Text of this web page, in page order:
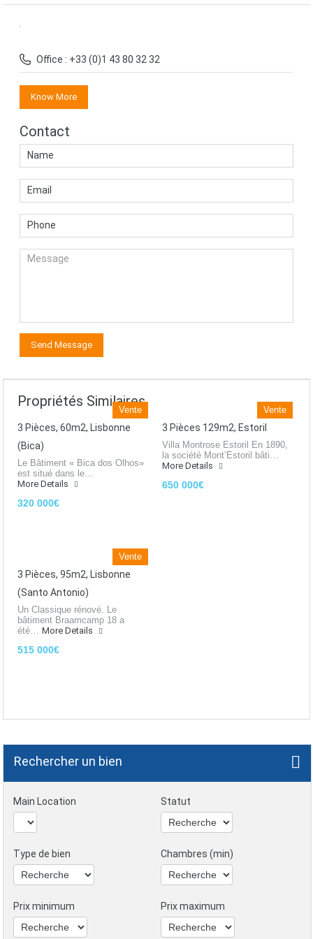
Office : +33 (0)1 43 80 32 32
Know More
Contact
Propriétés Similaires
Vente
3 Pièces, 60m2, Lisbonne
(Bica)
Le Bâtiment « Bica dos Olhos»
est situé dans le…
More Details
320 000€
Vente
3 Pièces 129m2, Estoril
Villa Montrose Estoril En 1890,
la société Mont’Estoril bâti…
More Details
650 000€
Vente
3 Pièces, 95m2, Lisbonne
(Santo Antonio)
Un Classique rénové. Le
bâtiment Braamcamp 18 a
été… More Details
515 000€
Rechercher un bien
Main Location Statut
Type de bien Chambres (min)
Prix minimum Prix maximum